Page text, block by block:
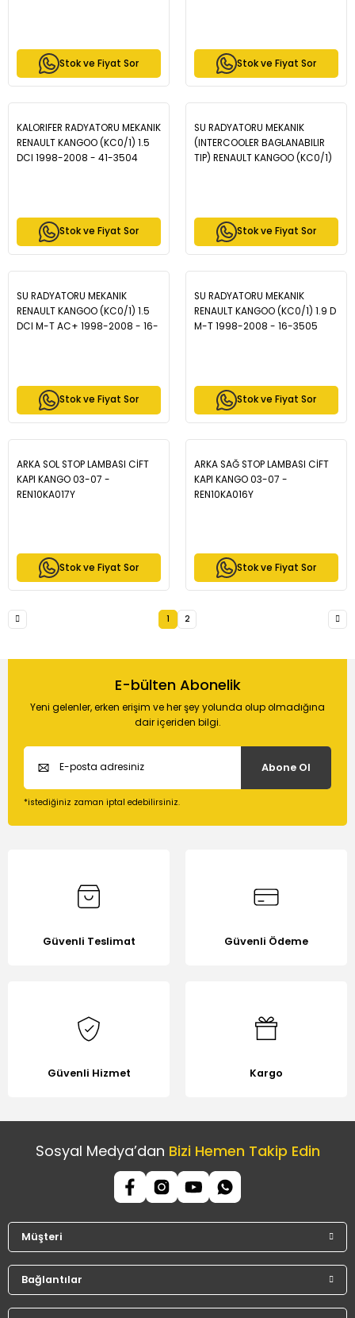
Stok ve Fiyat Sor Stok ve Fiyat Sor
KALORIFER RADYATORU MEKANIK
RENAULT KANGOO (KC0/1) 1.5
DCI 1998-2008 - 41-3504
Stok ve Fiyat Sor
SU RADYATORU MEKANIK
(INTERCOOLER BAGLANABILIR
TIP) RENAULT KANGOO (KC0/1)
Stok ve Fiyat Sor
SU RADYATORU MEKANIK
RENAULT KANGOO (KC0/1) 1.5
DCI M-T AC+ 1998-2008 - 16-
Stok ve Fiyat Sor
SU RADYATORU MEKANIK
RENAULT KANGOO (KC0/1) 1.9 D
M-T 1998-2008 - 16-3505
Stok ve Fiyat Sor
ARKA SOL STOP LAMBASI CİFT
KAPI KANGO 03-07 -
REN10KA017Y
Stok ve Fiyat Sor
ARKA SAĞ STOP LAMBASI CİFT
KAPI KANGO 03-07 -
REN10KA016Y
Stok ve Fiyat Sor
1 2
E-bülten Abonelik
Yeni gelenler, erken erişim ve her şey yolunda olup olmadığına
dair içeriden bilgi.
Abone Ol
*istediğiniz zaman iptal edebilirsiniz.
Güvenli Teslimat Güvenli Ödeme
Güvenli Hizmet Kargo
Sosyal Medya’dan Bizi Hemen Takip Edin
Müşteri
Bağlantılar